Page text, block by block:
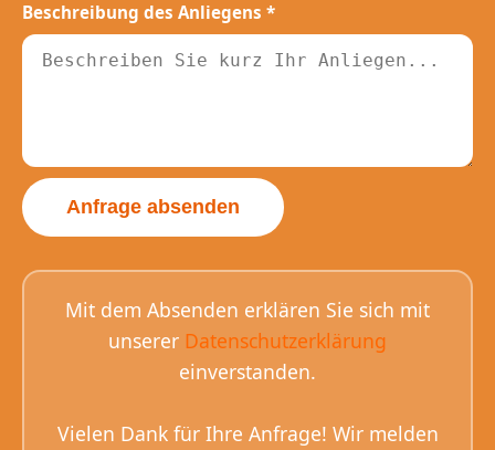
Beschreibung des Anliegens *
Anfrage absenden
Mit dem Absenden erklären Sie sich mit
unserer Datenschutzerklärung
einverstanden.
Vielen Dank für Ihre Anfrage! Wir melden